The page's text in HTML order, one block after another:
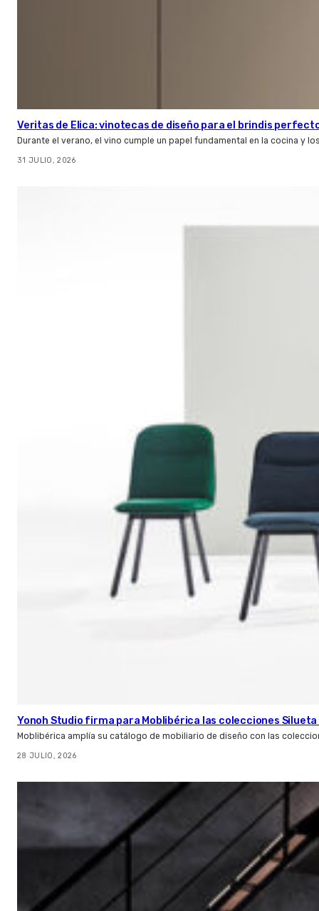
Veritas de Elica: vinotecas de diseño para el brindis
Durante el verano, el vino cumple un papel fundamental en la cocina y
31 JULIO, 2026
Yonoh Studio firma para Moblibérica las colecciones Silueta
Moblibérica amplía su catálogo de mobiliario de diseño con las
28 JULIO, 2026